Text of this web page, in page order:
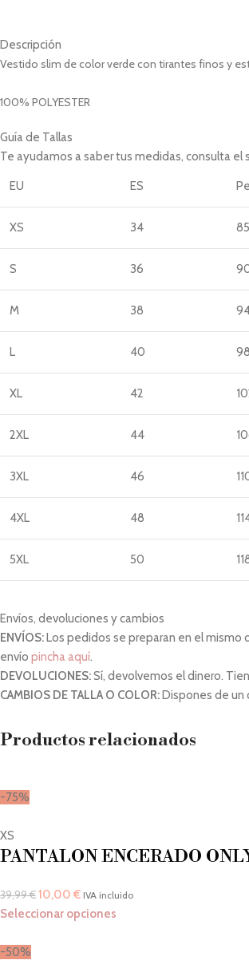
Descripción
Vestido slim de color verde con tirantes finos y
100% POLYESTER
Guía de Tallas
Te ayudamos a saber tus medidas, consulta el
EU ES
XS 34 85
S 36
M 38
L 40 98
XL 42
2XL 44
3XL 46
4XL 48
5XL 50
Envíos, devoluciones y cambios
ENVÍOS:Los pedidos se preparan en el mismo
envío pincha aquí.
DEVOLUCIONES:Sí, devolvemos el dinero.
CAMBIOS DE TALLA O COLOR:Dispones de un
Productos relacionados
-75%
XS
PANTALON ENCERADO
39,99€10,00 € IVA incluido
Seleccionar opciones
-50%